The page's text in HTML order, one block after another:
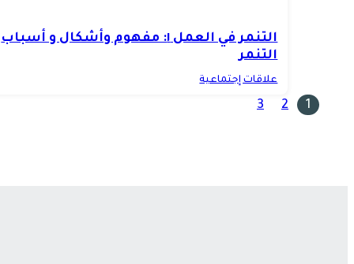
التنمر في العمل ١: مفهوم وأشكال و أسباب
التنمر
علاقات إجتماعية
1
2
3